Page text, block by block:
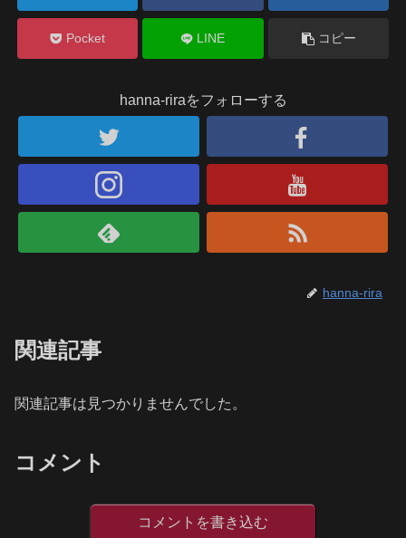
Pocket LINE コピー
hanna-riraをフォローする
hanna-rira
関連記事
関連記事は見つかりませんでした。
コメント
コメントを書き込む